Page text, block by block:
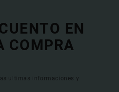
EN
COMPRA
ultimas informaciones y